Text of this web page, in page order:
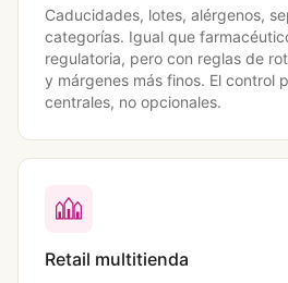
Caducidades, lotes, alérgenos,
categorías. Igual que
regulatoria, pero con reglas de
y márgenes más finos. El control
centrales, no opcionales.
Retail multitienda